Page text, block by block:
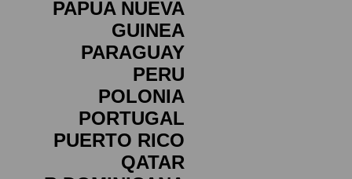
PAPUA NUEVA
GUINEA
PARAGUAY
PERU
POLONIA
PORTUGAL
PUERTO RICO
QATAR